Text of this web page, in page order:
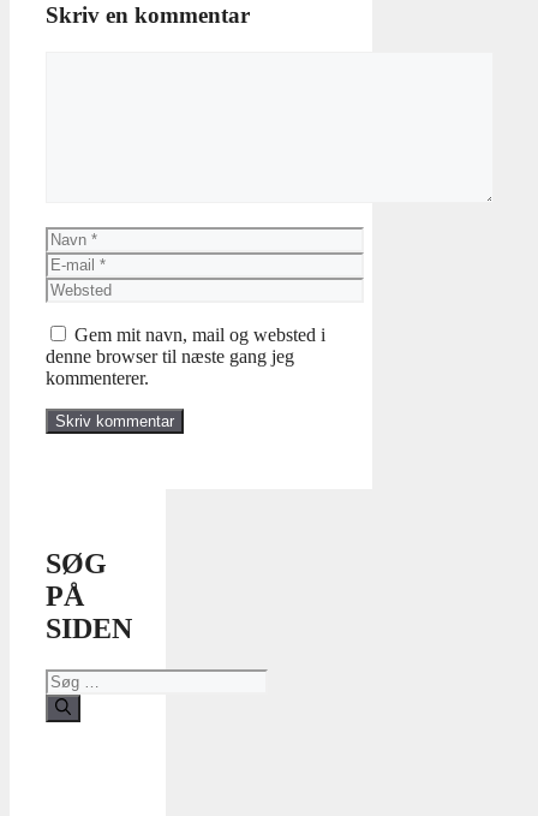
Skriv en kommentar
Navn
E-
mail
Websted
Gem mit navn, mail og websted i
denne browser til næste gang jeg
kommenterer.
SØG
PÅ
SIDEN
Søg
efter: